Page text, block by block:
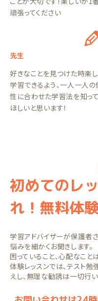
頑張ってください
先生
好きなことを見つけた時楽し
学習できるよう、一人一人の
性に合わせた学習法を知って
ほしいと思います！
初めてのレ
れ！無料体
学習アドバイザーが保護者
悩みを細かくお聞きします。
困っていること、心配なこと
体験レッスンでは、テスト
えし、無理な勧誘は一切行